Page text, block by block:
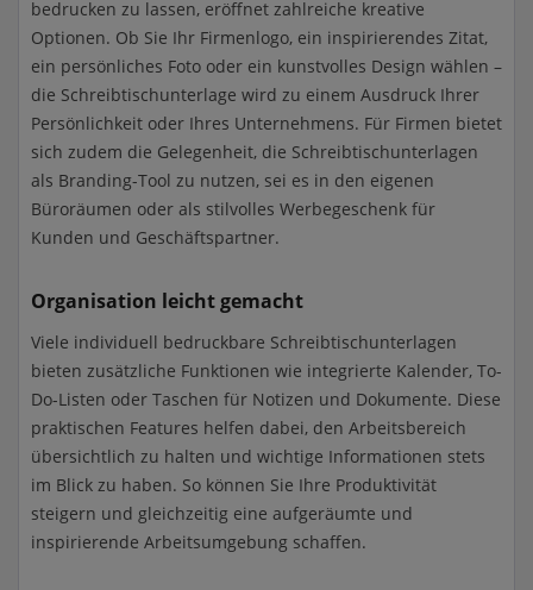
bedrucken zu lassen, eröffnet zahlreiche kreative
Optionen. Ob Sie Ihr Firmenlogo, ein inspirierendes Zitat,
ein persönliches Foto oder ein kunstvolles Design wählen –
die Schreibtischunterlage wird zu einem Ausdruck Ihrer
Persönlichkeit oder Ihres Unternehmens. Für Firmen bietet
sich zudem die Gelegenheit, die Schreibtischunterlagen
als Branding-Tool zu nutzen, sei es in den eigenen
Büroräumen oder als stilvolles Werbegeschenk für
Kunden und Geschäftspartner.
Organisation leicht gemacht
Viele individuell bedruckbare Schreibtischunterlagen
bieten zusätzliche Funktionen wie integrierte Kalender, To-
Do-Listen oder Taschen für Notizen und Dokumente. Diese
praktischen Features helfen dabei, den Arbeitsbereich
übersichtlich zu halten und wichtige Informationen stets
im Blick zu haben. So können Sie Ihre Produktivität
steigern und gleichzeitig eine aufgeräumte und
inspirierende Arbeitsumgebung schaffen.